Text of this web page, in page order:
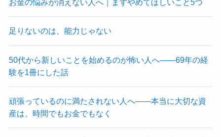
お金の悩みが消えない人へ｜まずやめてほしいこと5つ
足りないのは、能力じゃない
50代から新しいことを始めるのが怖い人へ——69年の経
験を1冊にした話
頑張っているのに満たされない人へ——本当に大切な資
産は、時間でもお金でもなく